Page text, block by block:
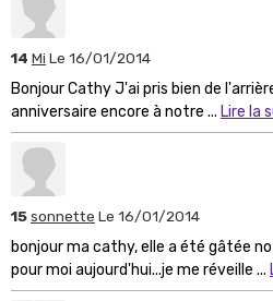
14 Mi Le 16/01/2014
Bonjour Cathy J'ai pris bien de
anniversaire encore à notre ... Lire la
15sonnette Le 16/01/2014
bonjour ma cathy, elle a été gâtée
pour moi aujourd'hui...je me réveille ...